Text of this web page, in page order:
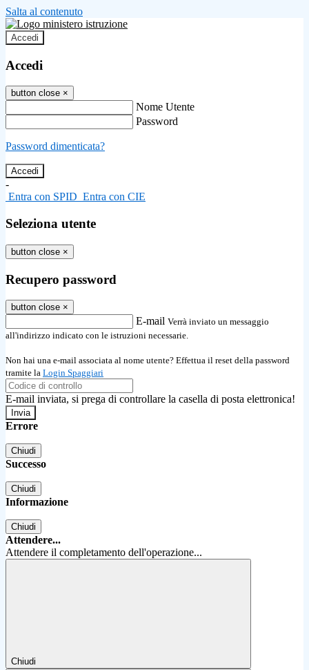
Salta al contenuto
Accedi
Accedi
button close ×
Nome Utente
Password
Password dimenticata?
-
Entra con SPID Entra con CIE
Seleziona utente
button close ×
Recupero password
button close ×
E-mail Verrà inviato un messaggio
all'indirizzo indicato con le istruzioni necessarie.
Non hai una e-mail associata al nome utente? Effettua il reset della password
tramite la Login Spaggiari
E-mail inviata, si prega di controllare la casella di posta elettronica!
Errore
Chiudi
Successo
Chiudi
Informazione
Chiudi
Attendere...
Attendere il completamento dell'operazione...
Chiudi